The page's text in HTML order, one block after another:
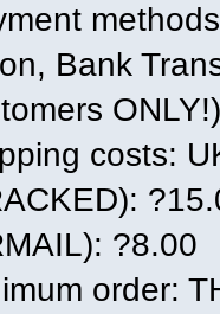
Bank
costs:
?8.00
order: